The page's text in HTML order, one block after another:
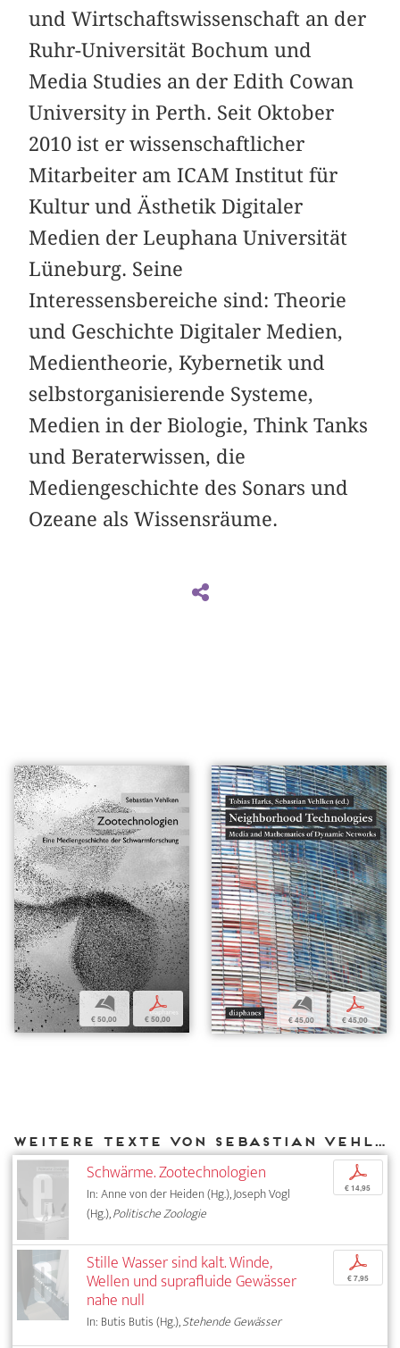
und Wirtschaftswissenschaft an der
Ruhr-Universität Bochum und
Media Studies an der Edith Cowan
University in Perth. Seit Oktober
2010 ist er wissenschaftlicher
Mitarbeiter am ICAM Institut für
Kultur und Ästhetik Digitaler
Medien der Leuphana Universität
Lüneburg. Seine
Interessensbereiche sind: Theorie
und Geschichte Digitaler Medien,
Medientheorie, Kybernetik und
selbstorganisierende Systeme,
Medien in der Biologie, Think Tanks
und Beraterwissen, die
Mediengeschichte des Sonars und
Ozeane als Wissensräume.
b
€ 50,00
p
€ 50,00
b
€ 45,00
p
€ 45,00
Weitere Texte von Sebastian Vehlken bei DIAPHANES
Schwärme. Zootechnologien
In: Anne von der Heiden (Hg.), Joseph Vogl
(Hg.),Politische Zoologie
p
€ 14,95
Stille Wasser sind kalt. Winde,
Wellen und suprafluide Gewässer
nahe null
In: Butis Butis (Hg.),Stehende Gewässer
p
€ 7,95